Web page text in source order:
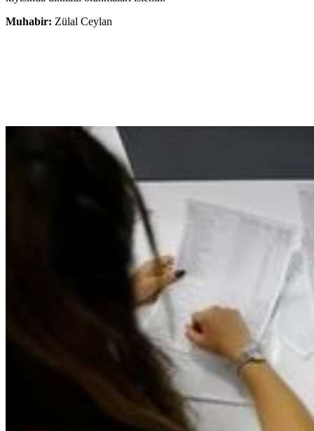
Muhabir: Zülal Ceylan